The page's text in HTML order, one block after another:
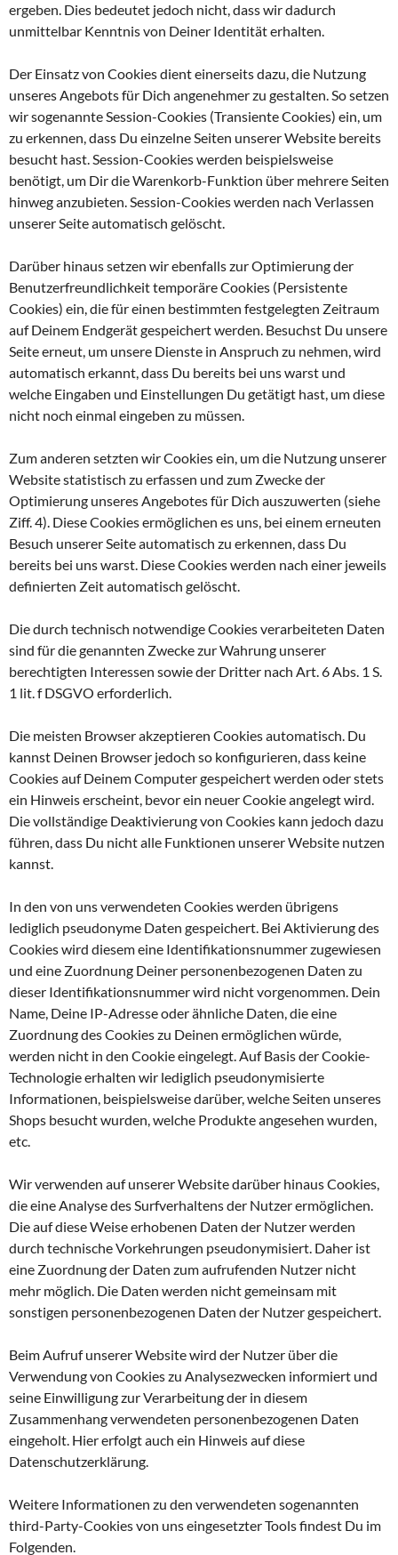
ergeben. Dies bedeutet jedoch nicht, dass wir dadurch
unmittelbar Kenntnis von Deiner Identität erhalten.
Der Einsatz von Cookies dient einerseits dazu, die Nutzung
unseres Angebots für Dich angenehmer zu gestalten. So setzen
wir sogenannte Session-Cookies (Transiente Cookies) ein, um
zu erkennen, dass Du einzelne Seiten unserer Website bereits
besucht hast. Session-Cookies werden beispielsweise
benötigt, um Dir die Warenkorb-Funktion über mehrere Seiten
hinweg anzubieten. Session-Cookies werden nach Verlassen
unserer Seite automatisch gelöscht.
Darüber hinaus setzen wir ebenfalls zur Optimierung der
Benutzerfreundlichkeit temporäre Cookies (Persistente
Cookies) ein, die für einen bestimmten festgelegten Zeitraum
auf Deinem Endgerät gespeichert werden. Besuchst Du unsere
Seite erneut, um unsere Dienste in Anspruch zu nehmen, wird
automatisch erkannt, dass Du bereits bei uns warst und
welche Eingaben und Einstellungen Du getätigt hast, um diese
nicht noch einmal eingeben zu müssen.
Zum anderen setzten wir Cookies ein, um die Nutzung unserer
Website statistisch zu erfassen und zum Zwecke der
Optimierung unseres Angebotes für Dich auszuwerten (siehe
Ziff. 4). Diese Cookies ermöglichen es uns, bei einem erneuten
Besuch unserer Seite automatisch zu erkennen, dass Du
bereits bei uns warst. Diese Cookies werden nach einer jeweils
definierten Zeit automatisch gelöscht.
Die durch technisch notwendige Cookies verarbeiteten Daten
sind für die genannten Zwecke zur Wahrung unserer
berechtigten Interessen sowie der Dritter nach Art. 6 Abs. 1 S.
1 lit. f DSGVO erforderlich.
Die meisten Browser akzeptieren Cookies automatisch. Du
kannst Deinen Browser jedoch so konfigurieren, dass keine
Cookies auf Deinem Computer gespeichert werden oder stets
ein Hinweis erscheint, bevor ein neuer Cookie angelegt wird.
Die vollständige Deaktivierung von Cookies kann jedoch dazu
führen, dass Du nicht alle Funktionen unserer Website nutzen
kannst.
In den von uns verwendeten Cookies werden übrigens
lediglich pseudonyme Daten gespeichert. Bei Aktivierung des
Cookies wird diesem eine Identifikationsnummer zugewiesen
und eine Zuordnung Deiner personenbezogenen Daten zu
dieser Identifikationsnummer wird nicht vorgenommen. Dein
Name, Deine IP-Adresse oder ähnliche Daten, die eine
Zuordnung des Cookies zu Deinen ermöglichen würde,
werden nicht in den Cookie eingelegt. Auf Basis der Cookie-
Technologie erhalten wir lediglich pseudonymisierte
Informationen, beispielsweise darüber, welche Seiten unseres
Shops besucht wurden, welche Produkte angesehen wurden,
etc.
Wir verwenden auf unserer Website darüber hinaus Cookies,
die eine Analyse des Surfverhaltens der Nutzer ermöglichen.
Die auf diese Weise erhobenen Daten der Nutzer werden
durch technische Vorkehrungen pseudonymisiert. Daher ist
eine Zuordnung der Daten zum aufrufenden Nutzer nicht
mehr möglich. Die Daten werden nicht gemeinsam mit
sonstigen personenbezogenen Daten der Nutzer gespeichert.
Beim Aufruf unserer Website wird der Nutzer über die
Verwendung von Cookies zu Analysezwecken informiert und
seine Einwilligung zur Verarbeitung der in diesem
Zusammenhang verwendeten personenbezogenen Daten
eingeholt. Hier erfolgt auch ein Hinweis auf diese
Datenschutzerklärung.
Weitere Informationen zu den verwendeten sogenannten
third-Party-Cookies von uns eingesetzter Tools findest Du im
Folgenden.